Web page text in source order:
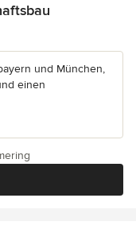
und München,
einen